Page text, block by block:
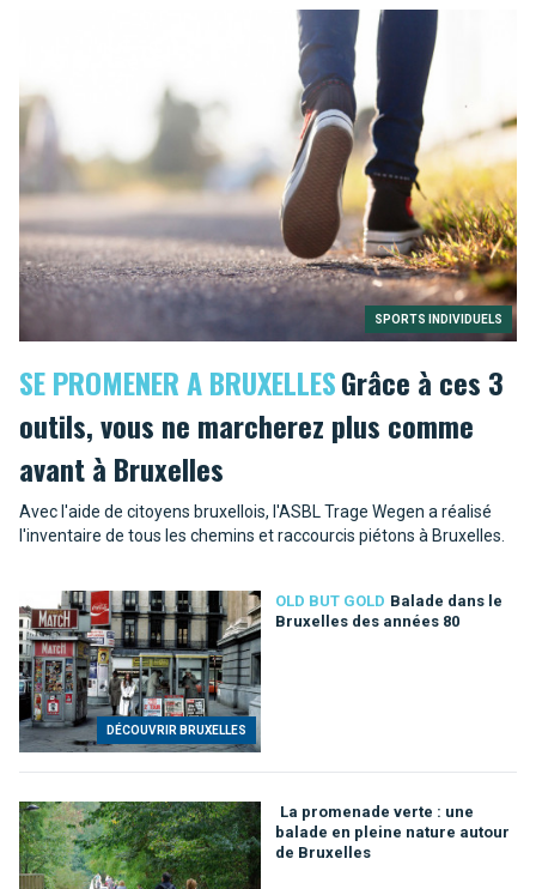
SPORTS INDIVIDUELS
SE PROMENER A BRUXELLESGrâce à ces 3
outils, vous ne marcherez plus comme
avant à Bruxelles
Avec l'aide de citoyens bruxellois, l'ASBL Trage Wegen a réalisé
l'inventaire de tous les chemins et raccourcis piétons à Bruxelles.
DÉCOUVRIR BRUXELLES
OLD BUT GOLD Balade dans le
Bruxelles des années 80
La promenade verte : une
balade en pleine nature autour
de Bruxelles